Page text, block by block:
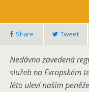
Share Tweet
Nedávno zavedená
služeb na Evropském
léto uleví našim